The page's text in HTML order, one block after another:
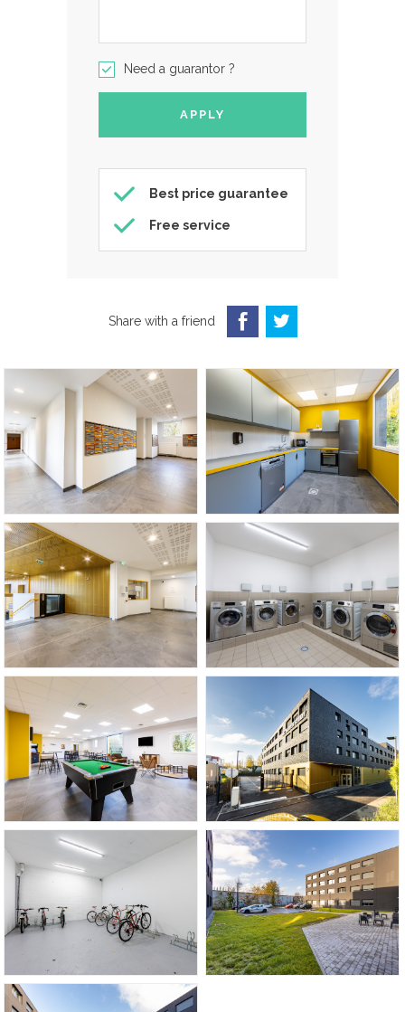
Need a guarantor ?
Best price guarantee
Free service
Share with a friend